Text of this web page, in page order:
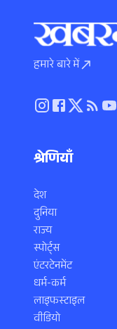
हमारे बारे में
श्रेणियाँ
देश
दुनिया
राज्य
स्पोर्ट्स
एंटरटेनमेंट
धर्म-कर्म
लाइफस्टाइल
वीडियो